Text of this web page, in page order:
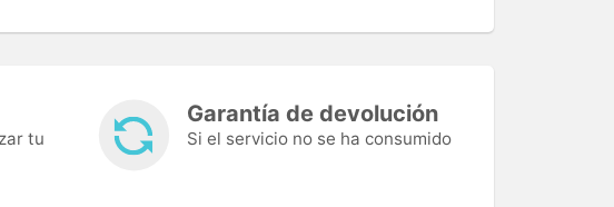
tu
Garantía de devolución
Si el servicio no se ha consumido